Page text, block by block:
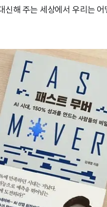
신해 주는 세상에서 우리는